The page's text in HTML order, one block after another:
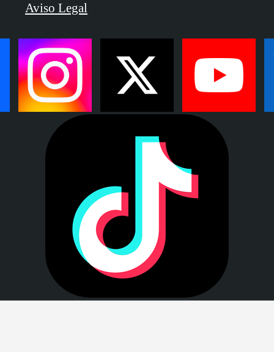
Aviso Legal